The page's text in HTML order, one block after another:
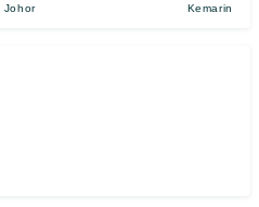
Johor Kemarin